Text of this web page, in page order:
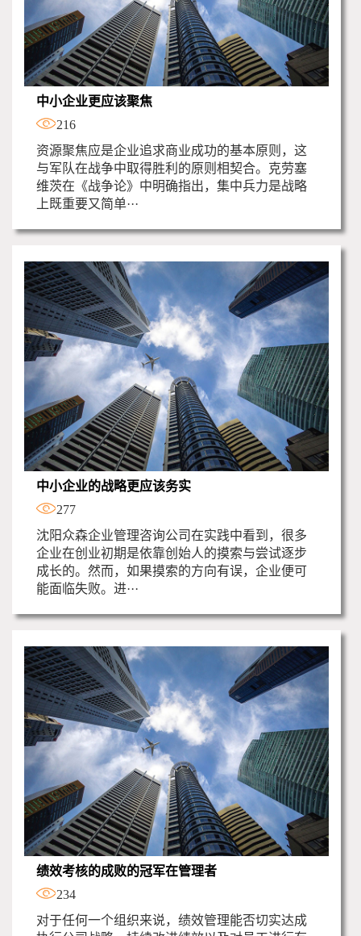
中小企业更应该聚焦
216
资源聚焦应是企业追求商业成功的基本原则，这
与军队在战争中取得胜利的原则相契合。克劳塞
维茨在《战争论》中明确指出，集中兵力是战略
上既重要又简单···
中小企业的战略更应该务实
277
沈阳众森企业管理咨询公司在实践中看到，很多
企业在创业初期是依靠创始人的摸索与尝试逐步
成长的。然而，如果摸索的方向有误，企业便可
能面临失败。进···
绩效考核的成败的冠军在管理者
234
对于任何一个组织来说，绩效管理能否切实达成